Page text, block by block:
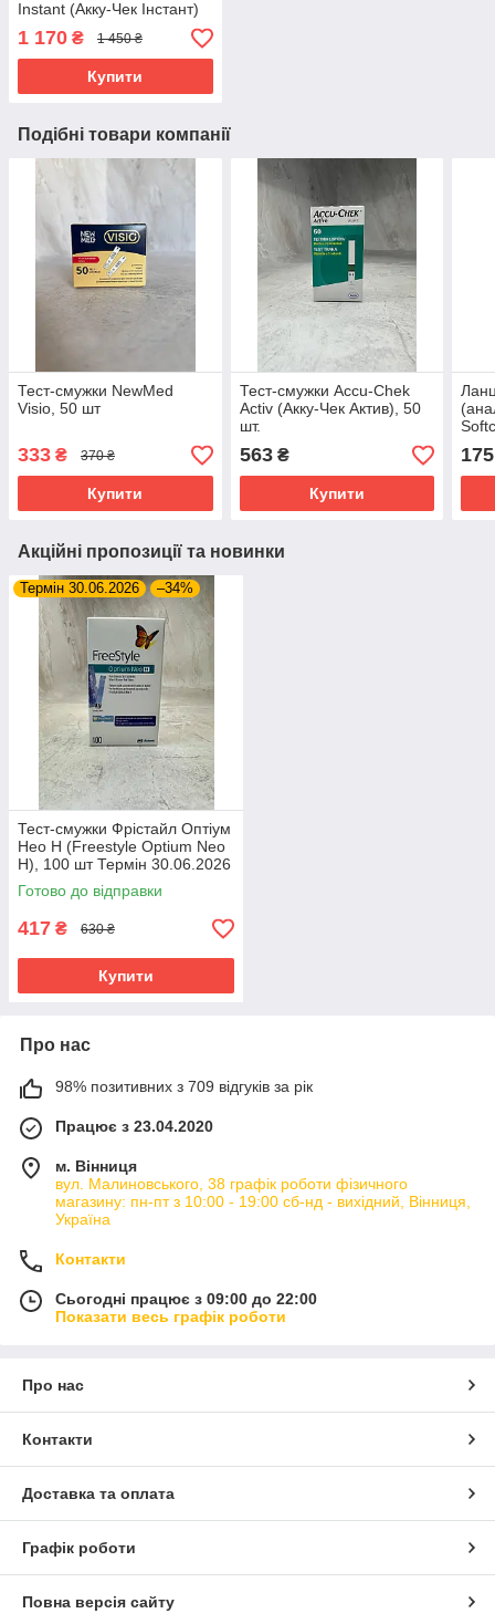
Instant (Акку-Чек Інстант)
1 170 ₴ 1 450 ₴
Купити
Подібні товари компанії
Тест-смужки NewMed
Visio, 50 шт
333 ₴ 370 ₴
Купити
Тест-смужки Accu-Chek
Activ (Акку-Чек Актив), 50
шт.
563₴
Купити
175
Акційні пропозиції та новинки
Термін 30.06.2026 –34%
Тест-смужки Фрістайл Оптіум
Нео Н (Freestyle Optium Neo
H), 100 шт Термін 30.06.2026
Готово до відправки
417 ₴ 630 ₴
Купити
Про нас
98% позитивних з 709 відгуків за рік
Працює з 23.04.2020
м. Вінниця
вул. Малиновського, 38 графік роботи фізичного
магазину: пн-пт з 10:00 - 19:00 сб-нд - вихідний, Вінниця,
Україна
Контакти
Сьогодні працює з 09:00 до 22:00
Показати весь графік роботи
Про нас
Контакти
Доставка та оплата
Графік роботи
Повна версія сайту